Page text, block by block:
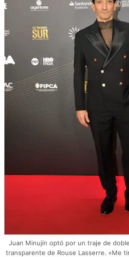
Juan Minujín optó por un traje de
transparente de Rouse Lasserre. «Me